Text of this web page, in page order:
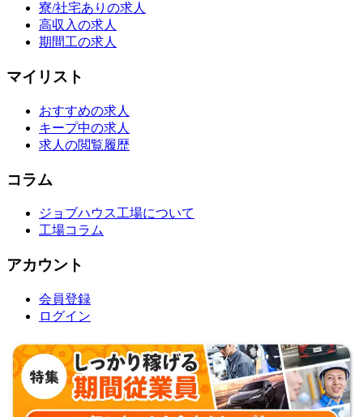
寮/社宅ありの求人
高収入の求人
期間工の求人
マイリスト
おすすめの求人
キープ中の求人
求人の閲覧履歴
コラム
ジョブハウス工場について
工場コラム
アカウント
会員登録
ログイン